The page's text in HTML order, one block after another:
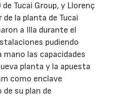
de Tucai Group, y Llorenç
de la planta de Tucai
a Illa durante el
pudiendo
mano las capacidades
planta y la apuesta
como enclave
su plan de